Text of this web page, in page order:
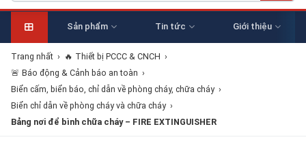
Sản phẩm Tin tức Giới thiệu
Trang nhất › 🔥 Thiết bị PCCC & CNCH ›
🚨 Báo động & Cảnh báo an toàn ›
Biển cấm, biển báo, chỉ dẫn về phòng cháy, chữa cháy ›
Biển chỉ dẫn về phòng cháy và chữa cháy ›
Bảng nơi để bình chữa cháy – FIRE EXTINGUISHER